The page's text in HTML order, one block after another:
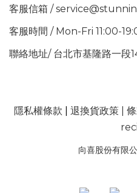
客服信箱 /
客服時間 / Mon-Fri 11:00-
聯絡地址/ 台北市基隆路一段
隱私權條款 退換貨政策
向喜股份有限